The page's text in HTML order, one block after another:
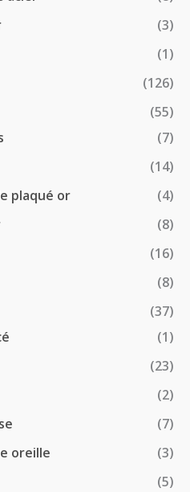
(3)
(1)
(126)
(55)
(7)
(14)
plaqué or
(4)
(8)
(16)
(8)
(37)
(1)
(23)
(2)
(7)
oreille
(3)
(5)